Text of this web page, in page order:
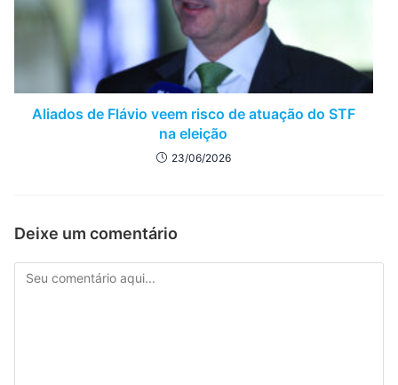
Aliados de Flávio veem risco de atuação do STF
na eleição
23/06/2026
Deixe um comentário